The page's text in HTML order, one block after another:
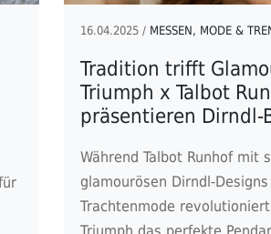
16.04.2025 / MESSEN, MODE &
Tradition trifft
Triumph x Talbot
präsentieren Dirndl-
Während Talbot Runhof mit
glamourösen Dirndl-
Trachtenmode